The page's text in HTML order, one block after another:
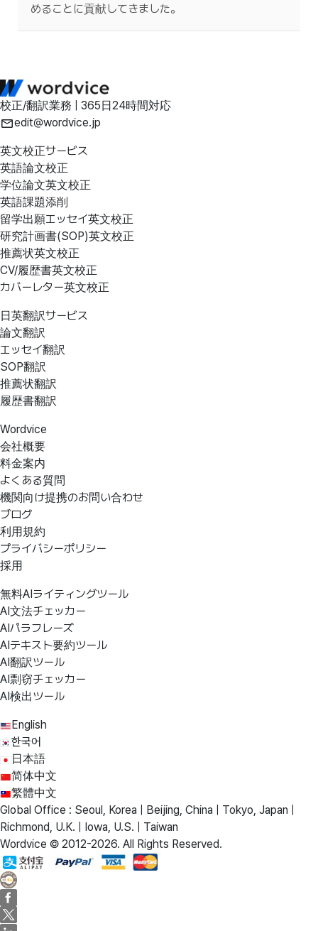
めることに貢献してきました。
校正/翻訳業務 | 365日24時間対応
edit@wordvice.jp
英文校正サービス
英語論文校正
学位論文英文校正
英語課題添削
留学出願エッセイ英文校正
研究計画書(SOP)英文校正
推薦状英文校正
CV/履歴書英文校正
カバーレター英文校正
日英翻訳サービス
論文翻訳
エッセイ翻訳
SOP翻訳
推薦状翻訳
履歴書翻訳
Wordvice
会社概要
料金案内
よくある質問
機関向け提携のお問い合わせ
ブログ
利用規約
プライバシーポリシー
採用
無料AIライティングツール
AI文法チェッカー
AIパラフレーズ
AIテキスト要約ツール
AI翻訳ツール
AI剽窃チェッカー
AI検出ツール
English
한국어
日本語
简体中文
繁體中文
Global Office : Seoul, Korea | Beijing, China | Tokyo, Japan |
Richmond, U.K. | Iowa, U.S. | Taiwan
Wordvice © 2012-2026. All Rights Reserved.